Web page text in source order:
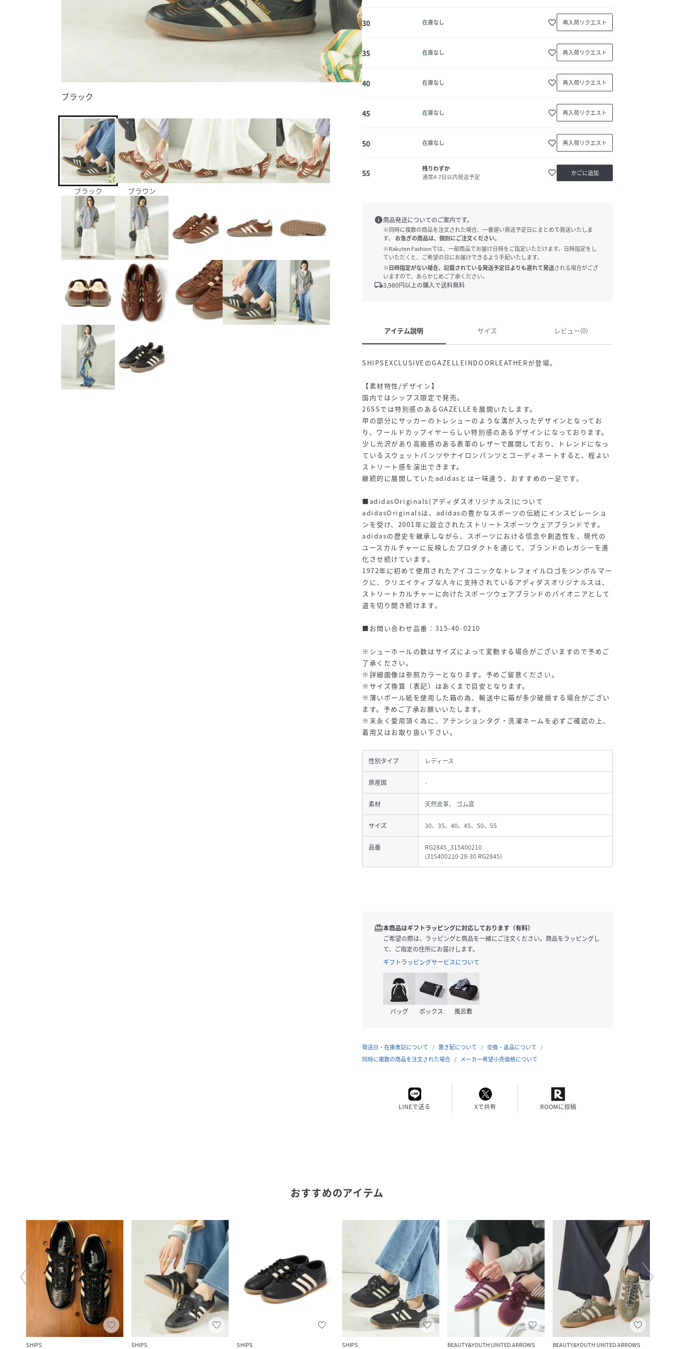
ブラック
ブラック ブラウン
30 在庫なし favorite_border 再入荷リクエスト
35 在庫なし favorite_border 再入荷リクエスト
40 在庫なし favorite_border 再入荷リクエスト
45 在庫なし favorite_border 再入荷リクエスト
50 在庫なし favorite_border 再入荷リクエスト
55
残りわずか
通常4-7日以内発送予定
favorite_border かごに追加
info商品発送についてのご案内です。
※同時に複数の商品を注文された場合、一番遅い発送予定日にまとめて発送いたしま
す。
お急ぎの商品は、個別にご注文ください。
※Rakuten Fashionでは、一部商品でお届け日時をご指定いただけます。日時指定をし
ていただくと、ご希望の日にお届けできるよう手配いたします。
※日時指定がない場合、記載されている発送予定日よりも遅れて発送される場合がござ
いますので、あらかじめご了承ください。
local_shipping3,980円以上の購入で送料無料
アイテム説明 サイズ レビュー(0)
SHIPSEXCLUSIVEのGAZELLEINDOORLEATHERが登場。
【素材特性/デザイン】
国内ではシップス限定で発売。
26SSでは特別感のあるGAZELLEを展開いたします。
甲の部分にサッカーのトレシューのような溝が入ったデザインとなってお
り、ワールドカップイヤーらしい特別感のあるデザインになっております。
少し光沢があり高級感のある表革のレザーで展開しており、トレンドになっ
ているスウェットパンツやナイロンパンツとコーディネートすると、程よい
ストリート感を演出できます。
継続的に展開していたadidasとは一味違う、おすすめの一足です。
■adidasOriginals(アディダスオリジナルス)について
adidasOriginalsは、adidasの豊かなスポーツの伝統にインスピレーショ
ンを受け、2001年に設立されたストリートスポーツウェアブランドです。
adidasの歴史を継承しながら、スポーツにおける信念や創造性を、現代の
ユースカルチャーに反映したプロダクトを通じて、ブランドのレガシーを進
化させ続けています。
1972年に初めて使用されたアイコニックなトレフォイルロゴをシンボルマー
クに、クリエイティブな人々に支持されているアディダスオリジナルスは、
ストリートカルチャーに向けたスポーツウェアブランドのパイオニアとして
道を切り開き続けます。
■お問い合わせ品番：315-40-0210
※シューホールの数はサイズによって変動する場合がございますので予めご
了承ください。
※詳細画像は参照カラーとなります。予めご留意ください。
※サイズ換算（表記）はあくまで目安となります。
※薄いボール紙を使用した箱の為、輸送中に箱が多少破損する場合がござい
ます。予めご了承お願いいたします。
※末永く愛用頂く為に、アテンションタグ・洗濯ネームを必ずご確認の上、
着用又はお取り扱い下さい。
性別タイプ レディース
原産国 -
素材 天然皮革、 ゴム底
サイズ 30、35、40、45、50、55
品番
RG2845_315400210
(315400210-28-30 RG2845)
redeem本商品はギフトラッピングに対応しております（有料）
ご希望の際は、ラッピングと商品を一緒にご注文ください。商品をラッピングし
て、ご指定の住所にお届けします。
ギフトラッピングサービスについて
バッグ ボックス 風呂敷
発送日・在庫表記について 置き配について
交換・返品について
同時に複数の商品を注文された場合
メーカー希望小売価格について
LINEで送る Xで共有 ROOMに投稿
おすすめのアイテム
SHIPS SHIPS SHIPS SHIPS BEAUTY&YOUTH UNITED ARROWS BEAUTY&YOUTH UNITED ARROWS